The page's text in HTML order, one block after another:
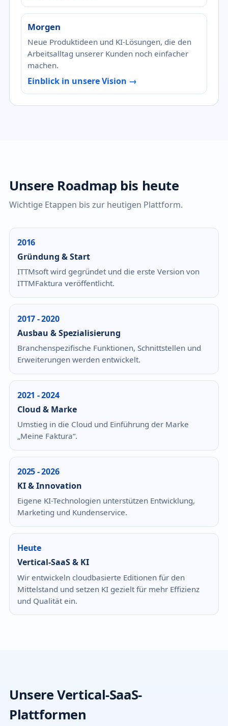
Morgen
Neue Produktideen und KI-Lösungen, die den
Arbeitsalltag unserer Kunden noch einfacher
machen.
Einblick in unsere Vision →
Unsere Roadmap bis heute
Wichtige Etappen bis zur heutigen Plattform.
2016
Gründung & Start
ITTMsoft wird gegründet und die erste Version von
ITTMFaktura veröffentlicht.
2017 - 2020
Ausbau & Spezialisierung
Branchenspezifische Funktionen, Schnittstellen und
Erweiterungen werden entwickelt.
2021 - 2024
Cloud & Marke
Umstieg in die Cloud und Einführung der Marke
„Meine Faktura“.
2025 - 2026
KI & Innovation
Eigene KI-Technologien unterstützen Entwicklung,
Marketing und Kundenservice.
Heute
Vertical-SaaS & KI
Wir entwickeln cloudbasierte Editionen für den
Mittelstand und setzen KI gezielt für mehr Effizienz
und Qualität ein.
Unsere Vertical-SaaS-
Plattformen